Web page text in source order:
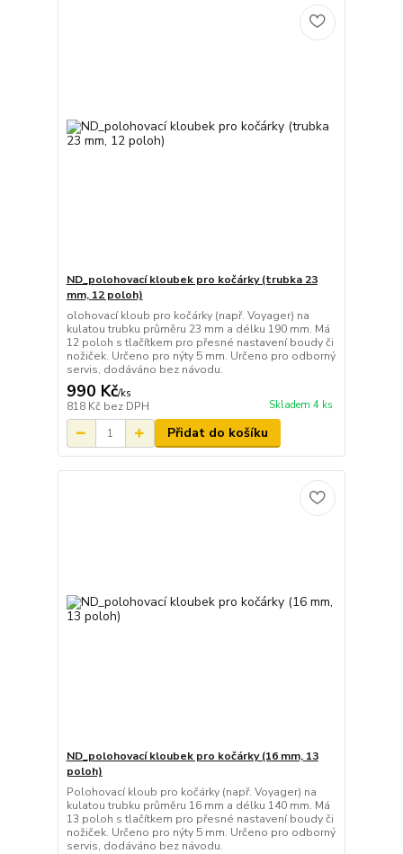
ND_polohovací kloubek pro kočárky (trubka 23
mm, 12 poloh)
olohovací kloub pro kočárky (např. Voyager) na
kulatou trubku průměru 23 mm a délku 190 mm. Má
12 poloh s tlačítkem pro přesné nastavení boudy či
nožiček. Určeno pro nýty 5 mm. Určeno pro odborný
servis, dodáváno bez návodu.
990 Kč/ks
818 Kč bez DPH Skladem 4 ks
Přidat do košíku
ND_polohovací kloubek pro kočárky (16 mm, 13
poloh)
Polohovací kloub pro kočárky (např. Voyager) na
kulatou trubku průměru 16 mm a délku 140 mm. Má
13 poloh s tlačítkem pro přesné nastavení boudy či
nožiček. Určeno pro nýty 5 mm. Určeno pro odborný
servis, dodáváno bez návodu.